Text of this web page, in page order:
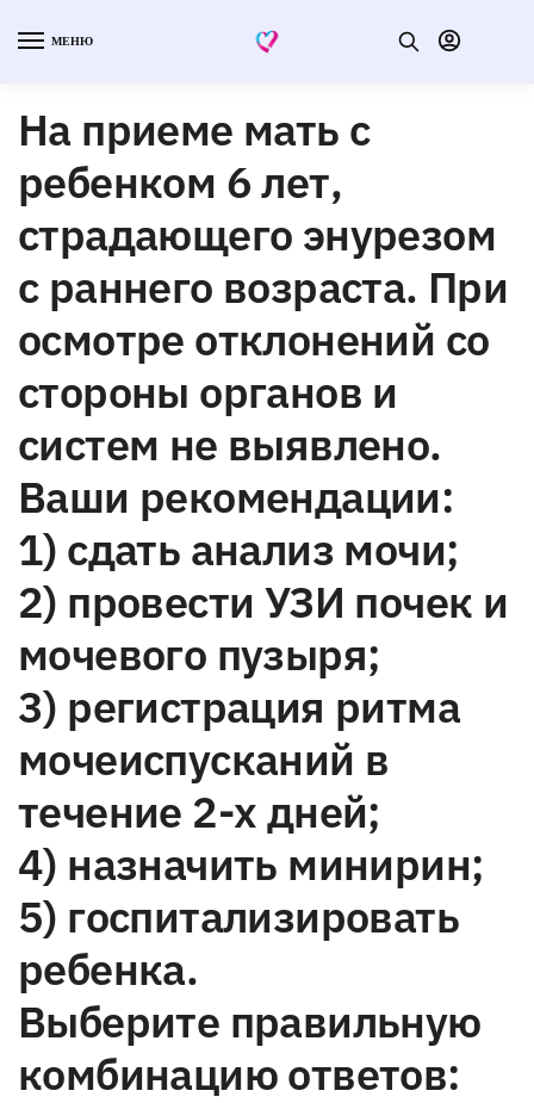
МЕНЮ
На приеме мать с
ребенком 6 лет,
страдающего энурезом
с раннего возраста. При
осмотре отклонений со
стороны органов и
систем не выявлено.
Ваши рекомендации:
1) сдать анализ мочи;
2) провести УЗИ почек и
мочевого пузыря;
3) регистрация ритма
мочеиспусканий в
течение 2-х дней;
4) назначить минирин;
5) госпитализировать
ребенка.
Выберите правильную
комбинацию ответов: